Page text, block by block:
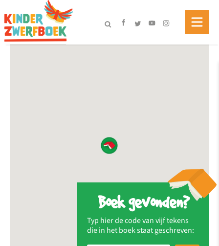
Boek gevonden?
Typ hier de code van vijf tekens
die in het boek staat geschreven: